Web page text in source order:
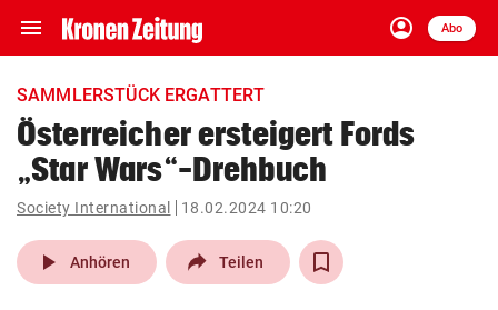
menu Navigation
ein-/ausklappen
account_circle
Anmelden
Abo
close Schließen
account_circle Anmelden
pin_drop
Wien arrow_right
SAMMLERSTÜCK ERGATTERT
Österreicher ersteigert Fords
„Star Wars“-Drehbuch
Society International 18.02.2024 10:20
play_arrow Anhören Teilen